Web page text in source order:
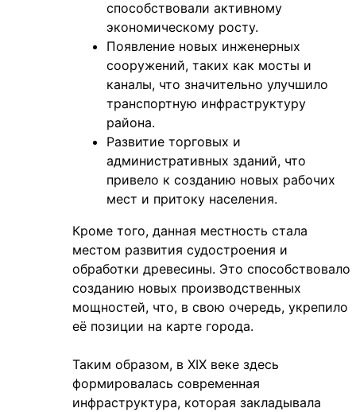
способствовали активному
экономическому росту.
Появление новых инженерных
сооружений, таких как мосты и
каналы, что значительно улучшило
транспортную инфраструктуру
района.
Развитие торговых и
административных зданий, что
привело к созданию новых рабочих
мест и притоку населения.
Кроме того, данная местность стала
местом развития судостроения и
обработки древесины. Это способствовало
созданию новых производственных
мощностей, что, в свою очередь, укрепило
её позиции на карте города.
Таким образом, в XIX веке здесь
формировалась современная
инфраструктура, которая закладывала